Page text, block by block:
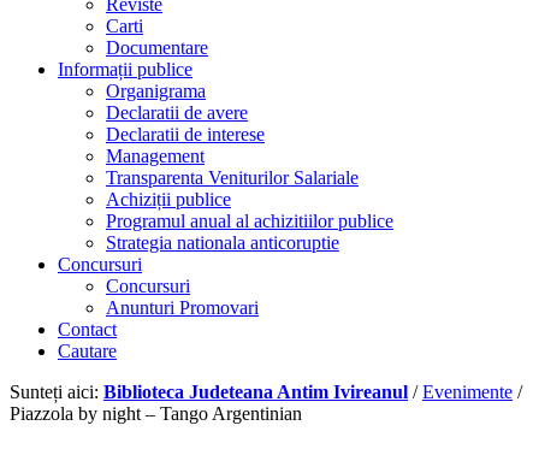
Reviste
Carti
Documentare
Informații publice
Organigrama
Declaratii de avere
Declaratii de interese
Management
Transparenta Veniturilor Salariale
Achiziții publice
Programul anual al achizitiilor publice
Strategia nationala anticoruptie
Concursuri
Concursuri
Anunturi Promovari
Contact
Cautare
Sunteți aici: Biblioteca Judeteana Antim Ivireanul / Evenimente /
Piazzola by night – Tango Argentinian